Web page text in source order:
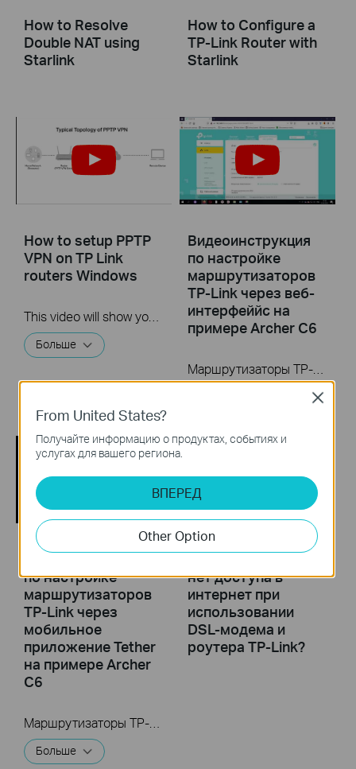
How to Resolve
Double NAT using
Starlink
How to Configure a
TP-Link Router with
Starlink
How to setup PPTP
VPN on TP Link
routers Windows
This video will show you how to set up PPTP VPN on a TP-Link Wi-Fi router. For more information, visit www.tp-link.com/support
Больше
Видеоинструкция
по настройке
маршрутизаторов
TP-Link через веб-
интерфеййс на
примере Archer C6
Маршрутизаторы TP-Link - настройка
Видеоинструкция
по настройке
маршрутизаторов
TP-Link через
мобильное
приложение Tether
на примере Archer
C6
Маршрутизаторы TP-Link и приложение Tether
Больше
Что делать, если
нет доступа в
интернет при
использовании
DSL-модема и
роутера TP-Link?
From United States?
Получайте информацию о продуктах, событиях и
услугах для вашего региона.
ВПЕРЕД
Other Option
Close